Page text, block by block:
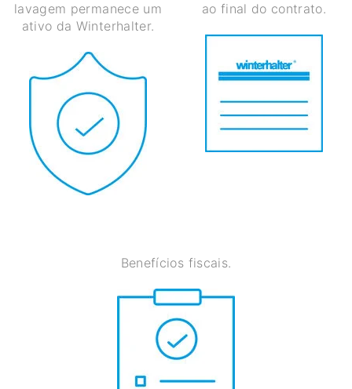
lavagem permanece um
ativo da Winterhalter.
ao final do contrato.
Benefícios fiscais.